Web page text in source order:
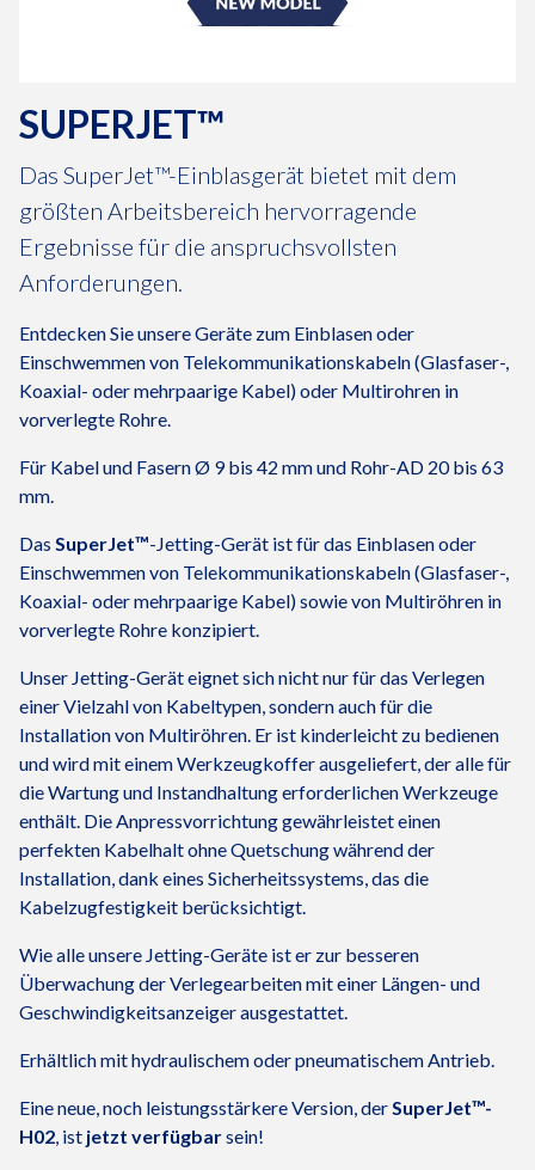
SUPERJET™
Das SuperJet™-Einblasgerät bietet mit dem
größten Arbeitsbereich hervorragende
Ergebnisse für die anspruchsvollsten
Anforderungen.
Entdecken Sie unsere Geräte zum Einblasen oder
Einschwemmen von Telekommunikationskabeln (Glasfaser-,
Koaxial- oder mehrpaarige Kabel) oder Multirohren in
vorverlegte Rohre.
Für Kabel und Fasern Ø 9 bis 42 mm und Rohr-AD 20 bis 63
mm.
Das SuperJet™-Jetting-Gerät ist für das Einblasen oder
Einschwemmen von Telekommunikationskabeln (Glasfaser-,
Koaxial- oder mehrpaarige Kabel) sowie von Multiröhren in
vorverlegte Rohre konzipiert.
Unser Jetting-Gerät eignet sich nicht nur für das Verlegen
einer Vielzahl von Kabeltypen, sondern auch für die
Installation von Multiröhren. Er ist kinderleicht zu bedienen
und wird mit einem Werkzeugkoffer ausgeliefert, der alle für
die Wartung und Instandhaltung erforderlichen Werkzeuge
enthält. Die Anpressvorrichtung gewährleistet einen
perfekten Kabelhalt ohne Quetschung während der
Installation, dank eines Sicherheitssystems, das die
Kabelzugfestigkeit berücksichtigt.
Wie alle unsere Jetting-Geräte ist er zur besseren
Überwachung der Verlegearbeiten mit einer Längen- und
Geschwindigkeitsanzeiger ausgestattet.
Erhältlich mit hydraulischem oder pneumatischem Antrieb.
Eine neue, noch leistungsstärkere Version, derSuperJet™-
H02, ist jetzt verfügbarsein!